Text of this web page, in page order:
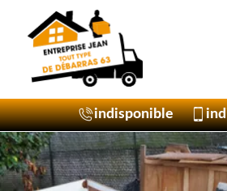
indisponible